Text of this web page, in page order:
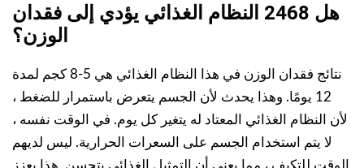
هل 2468 النظام الغذائي يؤدي إلى فقدان
الوزن؟
نتائج فقدان الوزن في هذا النظام الغذائي هي 5-8 كجم لمدة
12 يومًا. وهذا يحدث لأن الجسم يتعرض باستمرار للضغط ،
لأن النظام الغذائي المعتاد له يتغير كل يوم. في الوقت نفسه ،
لا يتم استخدام الجسم على السعرات الحرارية. ليس لديهم
الوقت للتكيف ، مما يعني أن التمثيل الغذائي يتحسن. هذا يعزز